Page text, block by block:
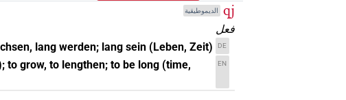
qj الديموطيقية
فعل
DE
lang werden; lang sein (Leben, Zeit)
EN
to grow, to lengthen; to be long (time,